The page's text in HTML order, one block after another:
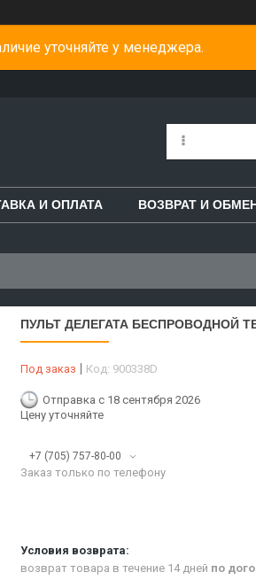
уточняйте у менеджера.
И ОПЛАТА ВОЗВРАТ И
ПУЛЬТ ДЕЛЕГАТА БЕСПРОВОДНОЙ
Под заказ Код: 900338D
Отправка с 18 сентября 2026
Цену уточняйте
+7 (705) 757-80-00
Заказ только по телефону
возврат товара в течение 14 дней по